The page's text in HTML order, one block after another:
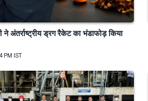
ने अंतर्राष्ट्रीय ड्रग रैकेट का भंडाफोड़ किया
PM IST